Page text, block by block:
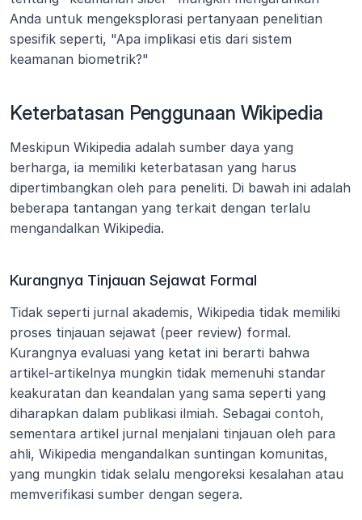
Anda untuk mengeksplorasi pertanyaan penelitian
spesifik seperti, "Apa implikasi etis dari sistem
keamanan biometrik?"
Keterbatasan Penggunaan Wikipedia
Meskipun Wikipedia adalah sumber daya yang
berharga, ia memiliki keterbatasan yang harus
dipertimbangkan oleh para peneliti. Di bawah ini adalah
beberapa tantangan yang terkait dengan terlalu
mengandalkan Wikipedia.
Kurangnya Tinjauan Sejawat Formal
Tidak seperti jurnal akademis, Wikipedia tidak memiliki
proses tinjauan sejawat (peer review) formal.
Kurangnya evaluasi yang ketat ini berarti bahwa
artikel-artikelnya mungkin tidak memenuhi standar
keakuratan dan keandalan yang sama seperti yang
diharapkan dalam publikasi ilmiah. Sebagai contoh,
sementara artikel jurnal menjalani tinjauan oleh para
ahli, Wikipedia mengandalkan suntingan komunitas,
yang mungkin tidak selalu mengoreksi kesalahan atau
memverifikasi sumber dengan segera.